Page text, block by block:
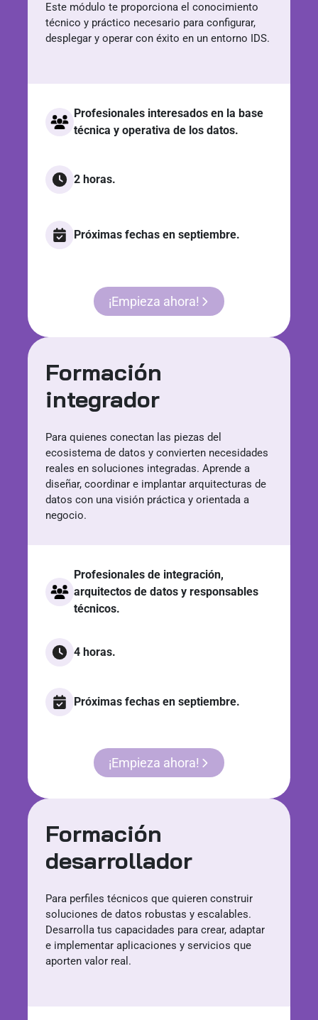
Este módulo te proporciona el conocimiento
técnico y práctico necesario para configurar,
desplegar y operar con éxito en un entorno IDS.
Profesionales interesados en la base
técnica y operativa de los datos.
2 horas.
Próximas fechas en septiembre.
¡Empieza ahora!
Formación
integrador
Para quienes conectan las piezas del
ecosistema de datos y convierten necesidades
reales en soluciones integradas. Aprende a
diseñar, coordinar e implantar arquitecturas de
datos con una visión práctica y orientada a
negocio.
Profesionales de integración,
arquitectos de datos y responsables
técnicos.
4 horas.
Próximas fechas en septiembre.
¡Empieza ahora!
Formación
desarrollador
Para perfiles técnicos que quieren construir
soluciones de datos robustas y escalables.
Desarrolla tus capacidades para crear, adaptar
e implementar aplicaciones y servicios que
aporten valor real.